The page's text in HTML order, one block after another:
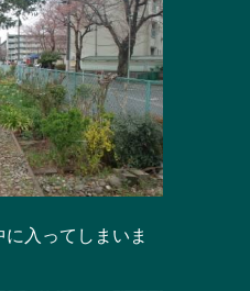
入ってしまいま